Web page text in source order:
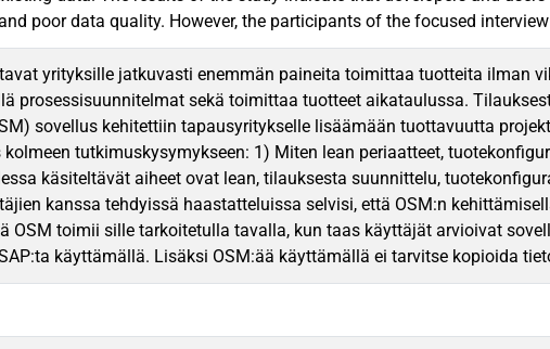
poor data quality. However, the participants of the focused
yrityksille jatkuvasti enemmän paineita toimittaa tuotteita ilman
prosessisuunnitelmat sekä toimittaa tuotteet aikataulussa.
sovellus kehitettiin tapausyritykselle lisäämään tuottavuutta
tutkimuskysymykseen: 1) Miten lean periaatteet,
käsiteltävät aiheet ovat lean, tilauksesta suunnittelu,
kanssa tehdyissä haastatteluissa selvisi, että OSM:n
OSM toimii sille tarkoitetulla tavalla, kun taas käyttäjät arvioivat
käyttämällä. Lisäksi OSM:ää käyttämällä ei tarvitse kopioida